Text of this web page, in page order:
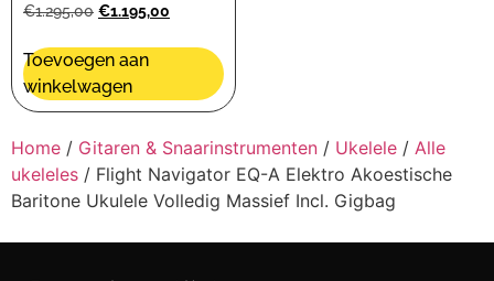
€1.295,00 €1.195,00
Toevoegen aan
winkelwagen
Home / Gitaren & Snaarinstrumenten / Ukelele / Alle
ukeleles / Flight Navigator EQ-A Elektro Akoestische
Baritone Ukulele Volledig Massief Incl. Gigbag